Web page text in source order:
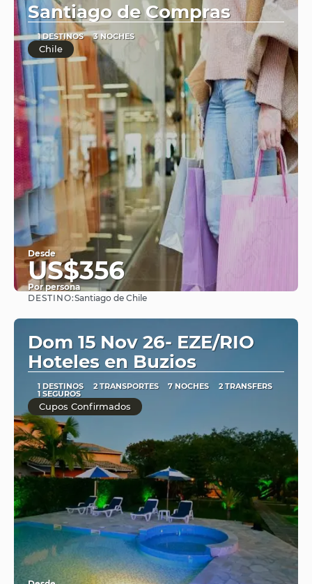
Santiago de Compras
1 DESTINOS 3 NOCHES
Chile
Desde
US$356
Por persona
DESTINO:Santiago de Chile
Dom 15 Nov 26- EZE/RIO
Hoteles en Buzios
1 DESTINOS 2 TRANSPORTES 7 NOCHES 2 TRANSFERS
1 SEGUROS
Cupos Confirmados